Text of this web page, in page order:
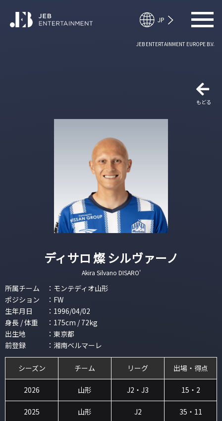
JEB ENTERTAINMENT EUROPE B.V.
もどる
ディサロ 燦 シルヴァーノ
Akira Silvano DISARO'
所属チーム ： モンテディオ山形
ポジション
： FW
生年月日
： 1996/04/02
身長 / 体重
： 175cm / 72kg
出生地
： 東京都
前登録
： 湘南ベルマーレ
シーズン チーム リーグ 出場・得点
2026 山形 J2・J3 15・2
2025 山形 J2 35・11